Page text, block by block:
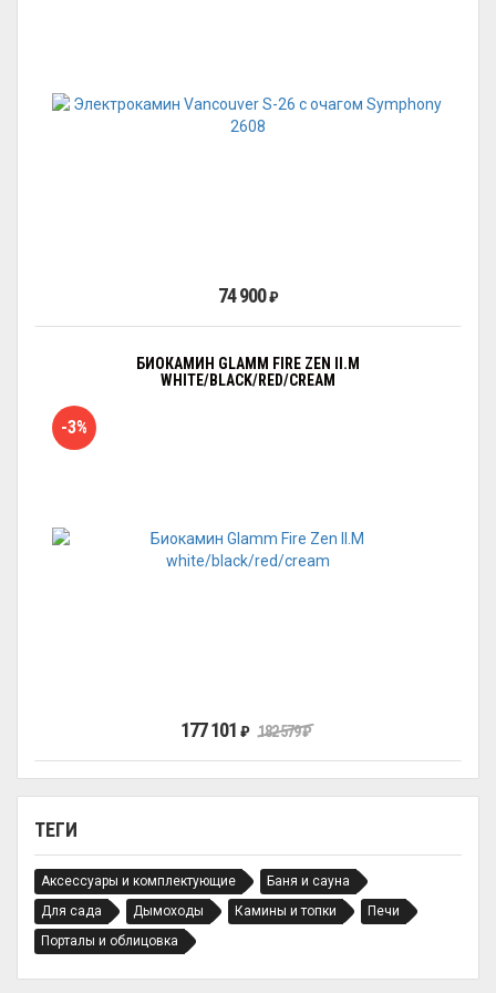
ТЕГИ
Аксессуары и комплектующие
Баня и сауна
Для сада
Дымоходы Камины и топки
Печи
Порталы и облицовка
74 900₽
БИОКАМИН GLAMM FIRE ZEN II.M
WHITE/BLACK/RED/CREAM
-3%
177 101 ₽ 182 579₽